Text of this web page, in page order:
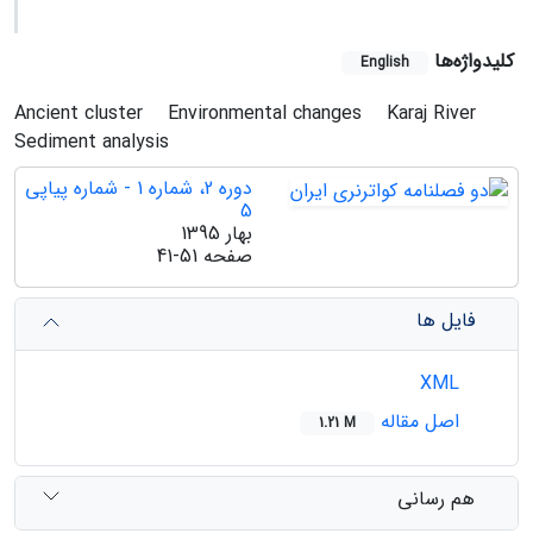
کلیدواژه‌ها English
Ancient cluster Environmental changes
Karaj River
Sediment analysis
دوره 2، شماره 1 - شماره پیاپی
5
بهار 1395
صفحه 41-51
فایل ها
اصل مقاله
1.21 M
هم رسانی